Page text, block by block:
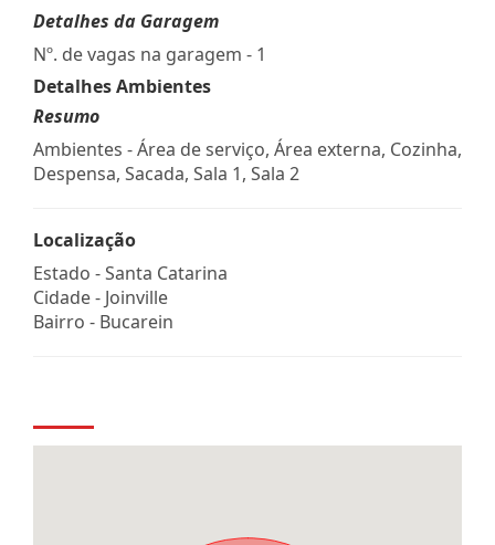
Detalhes da Garagem
Nº. de vagas na garagem - 1
Detalhes Ambientes
Resumo
Ambientes - Área de serviço, Área externa, Cozinha,
Despensa, Sacada, Sala 1, Sala 2
Localização
Estado -Santa Catarina
Cidade - Joinville
Bairro - Bucarein